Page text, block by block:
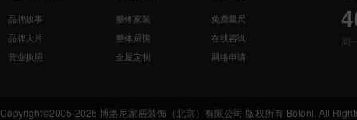
品牌故事
品牌大片
营业执照
整体家装
整体厨房
全屋定制
免费量尺
在线咨询
网络申请
周
Copyright©2005-2026 博洛尼家居装饰（北京）有限公司 版权所有 Boloni. All